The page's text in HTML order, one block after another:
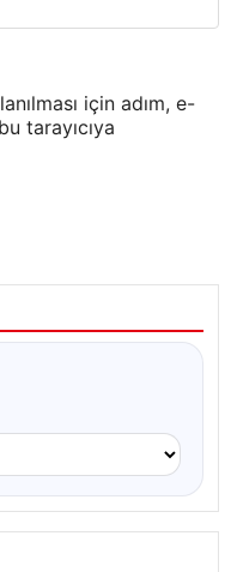
için adım, e-
tarayıcıya